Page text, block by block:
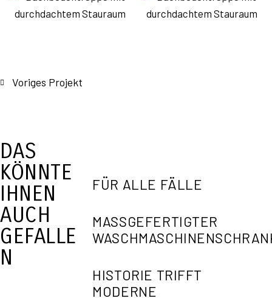
Voriges Projekt
DAS
KÖNNTE
IHNEN
AUCH
GEFALLE
N
FÜR ALLE FÄLLE
MASSGEFERTIGTER W
ASCHMASCHINENSCHRANK
HISTORIE TRIFFT
MODERNE